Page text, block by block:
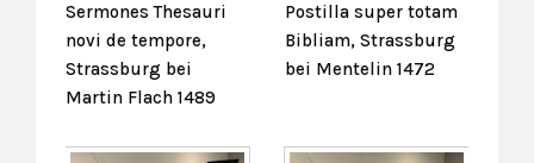
Sermones Thesauri
novi de tempore,
Strassburg bei
Martin Flach 1489
Postilla super totam
Bibliam, Strassburg
bei Mentelin 1472